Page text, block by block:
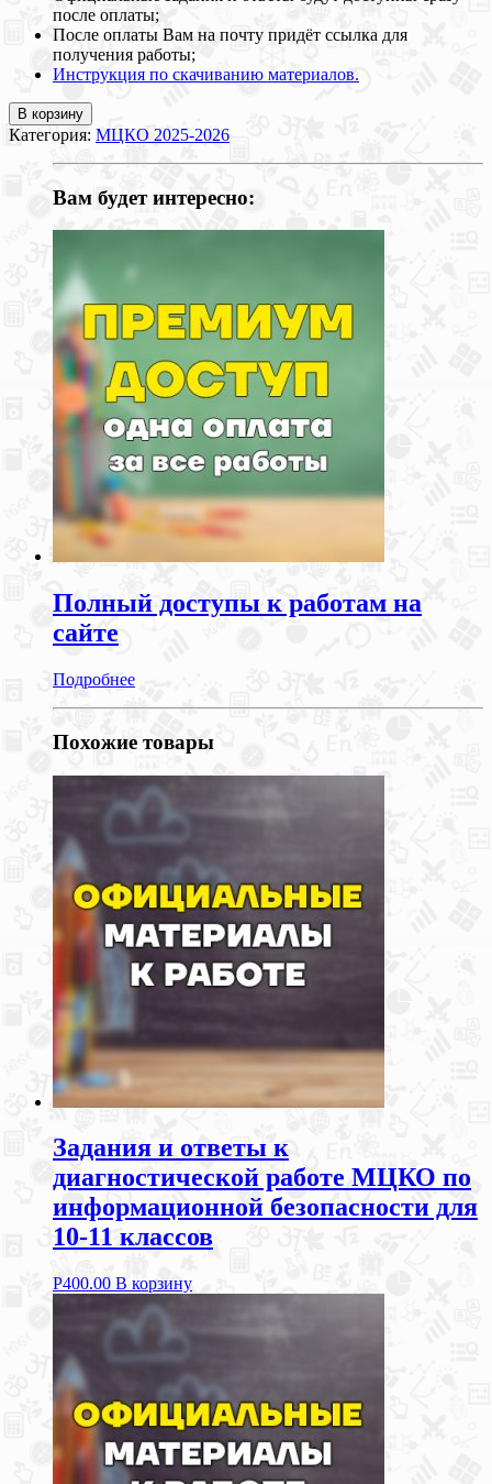
после оплаты;
После оплаты Вам на почту придёт ссылка для
получения работы;
Инструкция по скачиванию материалов.
В корзину
Категория: МЦКО 2025-2026
Вам будет интересно:
Полный доступы к работам на
сайте
Подробнее
Похожие товары
Задания и ответы к
диагностической работе МЦКО по
информационной безопасности для
10-11 классов
Р400.00 В корзину